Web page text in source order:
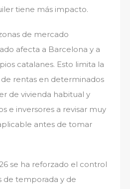
tiene más impacto.
de mercado
afecta a Barcelona y a
catalanes. Esto limita la
rentas en determinados
de vivienda habitual y
e inversores a revisar muy
antes de tomar
se ha reforzado el control
de temporada y de